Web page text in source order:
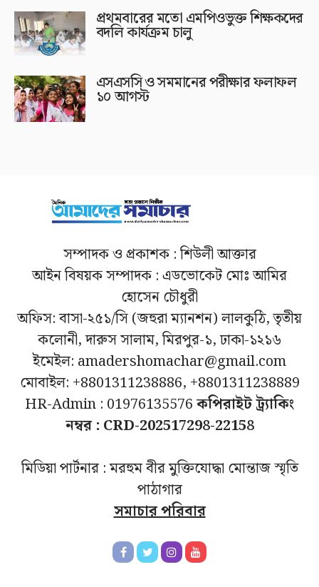
প্রথমবারের মতো এমপিওভুক্ত শিক্ষকদের
বদলি কার্যক্রম চালু
এসএসসি ও সমমানের পরীক্ষার ফলাফল
১০ আগস্ট
সম্পাদক ও প্রকাশক : শিউলী আক্তার
আইন বিষয়ক সম্পাদক : এডভোকেট মোঃ আমির
হোসেন চৌধুরী
অফিস: বাসা-২৫১/সি (জহুরা ম্যানশন) লালকুঠি, তৃতীয়
কলোনী, দারুস সালাম, মিরপুর-১, ঢাকা-১২১৬
ইমেইল: amadershomachar@gmail.com
মোবাইল: +8801311238886, +8801311238889
HR-Admin : 01976135576কপিরাইট ট্র্যাকিং
নম্বর : CRD-202517298-22158
মিডিয়া পার্টনার : মরহুম বীর মুক্তিযোদ্ধা মোন্তাজ স্মৃতি
পাঠাগার
সমাচার পরিবার